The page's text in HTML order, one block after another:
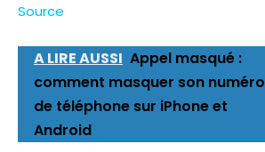
Source
A LIRE AUSSI Appel masqué :
comment masquer son numéro
de téléphone sur iPhone et
Android